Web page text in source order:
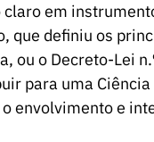
em
que definiu os
ou o Decreto-Lei
para uma
envolvimento e